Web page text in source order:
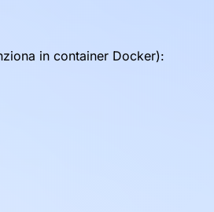
in container Docker):